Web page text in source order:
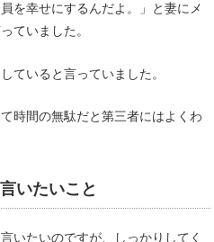
を幸せにするんだよ。」と妻にメ
ていました。
ていると言っていました。
時間の無駄だと第三者にはよくわ
いたいこと
いたいのですが、しっかりしてく